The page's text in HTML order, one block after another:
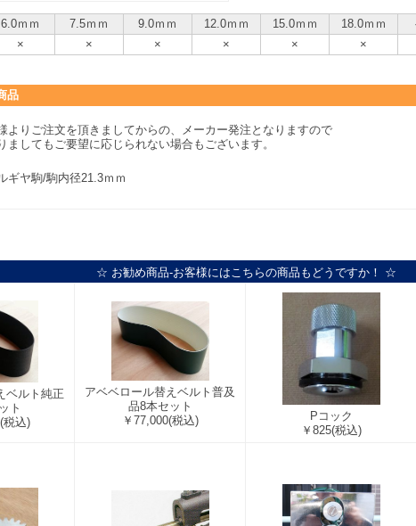
6.0ｍｍ 7.5ｍｍ 9.0ｍｍ 12.0ｍｍ 15.0ｍｍ 18.0ｍｍ
× × × × × ×
品
よりご注文を頂きましてからの、メーカー発注となりますので
ましてもご要望に応じられない場合もございます。
ギヤ駒/駒内径21.3ｍｍ
☆ お勧め商品-お客様にはこちらの商品もどうですか！ ☆
ベルト純正
ト
(税込)
アベベロール替えベルト普及
品8本セット
￥77,000(税込)
Pコック
￥825(税込)